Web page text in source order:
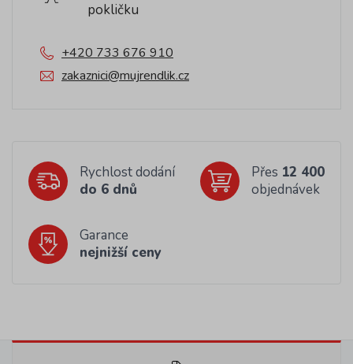
pokličku
+420 733 676 910
zakaznici@mujrendlik.cz
Rychlost dodání
do 6 dnů
Přes 12 400
objednávek
Garance
nejnižší ceny